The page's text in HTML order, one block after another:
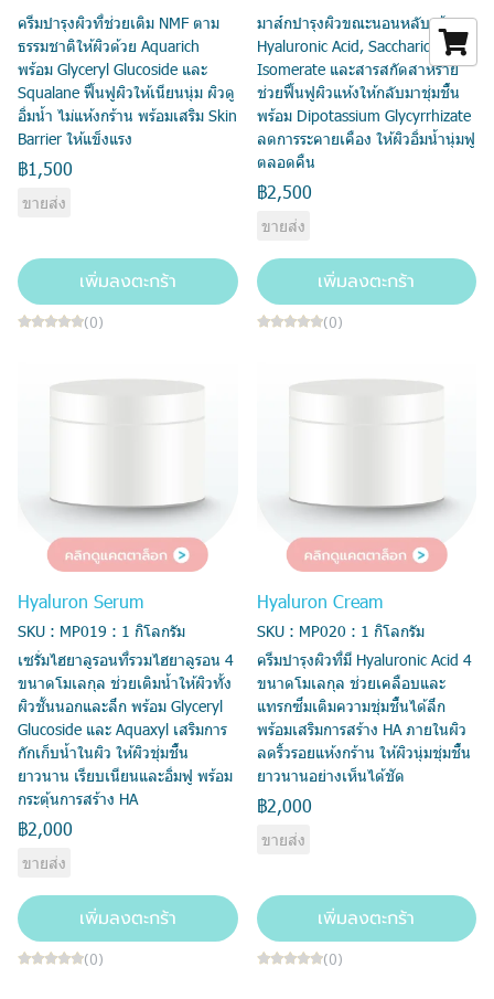
ครีมบำรุงผิวที่ช่วยเติม NMF ตาม
ธรรมชาติให้ผิวด้วย Aquarich
พร้อม Glyceryl Glucoside และ
Squalane ฟื้นฟูผิวให้เนียนนุ่ม ผิวดู
อิ่มน้ำ ไม่แห้งกร้าน พร้อมเสริม Skin
Barrier ให้แข็งแรง
฿1,500
ขายส่ง
เพิ่มลงตะกร้า
(0)
มาส์กบำรุงผิวขณะนอนหลับ ด้วย
Hyaluronic Acid, Saccharide
Isomerate และสารสกัดสาหร่าย
ช่วยฟื้นฟูผิวแห้งให้กลับมาชุ่มชื้น
พร้อม Dipotassium Glycyrrhizate
ลดการระคายเคือง ให้ผิวอิ่มน้ำนุ่มฟู
ตลอดคืน
฿2,500
ขายส่ง
เพิ่มลงตะกร้า
(0)
Hyaluron Serum
SKU : MP019 : 1 กิโลกรัม
เซรั่มไฮยาลูรอนที่รวมไฮยาลูรอน 4
ขนาดโมเลกุล ช่วยเติมน้ำให้ผิวทั้ง
ผิวชั้นนอกและลึก พร้อม Glyceryl
Glucoside และ Aquaxyl เสริมการ
กักเก็บน้ำในผิว ให้ผิวชุ่มชื้น
ยาวนาน เรียบเนียนและอิ่มฟู พร้อม
กระตุ้นการสร้าง HA
฿2,000
ขายส่ง
เพิ่มลงตะกร้า
(0)
Hyaluron Cream
SKU : MP020 : 1 กิโลกรัม
ครีมบำรุงผิวที่มี Hyaluronic Acid 4
ขนาดโมเลกุล ช่วยเคลือบและ
แทรกซึมเติมความชุ่มชื้นได้ลึก
พร้อมเสริมการสร้าง HA ภายในผิว
ลดริ้วรอยแห้งกร้าน ให้ผิวนุ่มชุ่มชื้น
ยาวนานอย่างเห็นได้ชัด
฿2,000
ขายส่ง
เพิ่มลงตะกร้า
(0)